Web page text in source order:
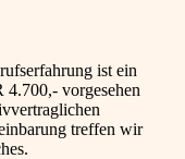
ist ein
vorgesehen
treffen wir